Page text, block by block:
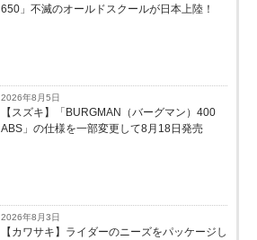
650」不滅のオールドスクールが⽇本上陸！
2026年8月5日
【スズキ】「BURGMAN（バーグマン）400
ABS」の仕様を一部変更して8月18日発売
2026年8月3日
【カワサキ】ライダーのニーズをパッケージし